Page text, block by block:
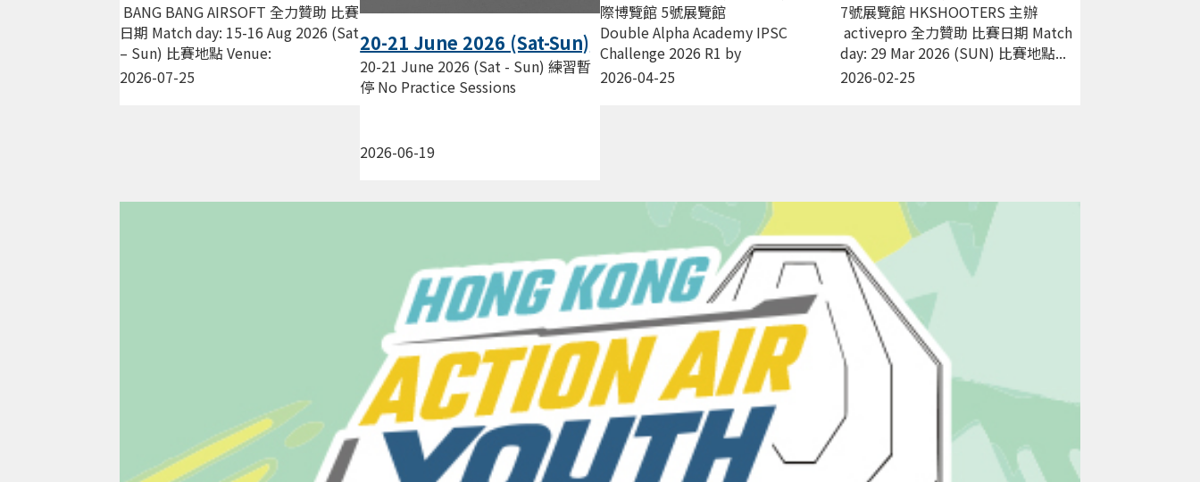
2026 R2 by HKS
2026-07-25
BANG BANG AIRSOFT 全力贊助 比賽
日期 Match day: 15-16 Aug 2026 (Sat
– Sun) 比賽地點 Venue:
HKSHOOTERS 新蒲崗 景福街...
20-21 June 2026 (Sat-Sun)
練習暫停 No Practice
Sessions
2026-06-19
20-21 June 2026 (Sat - Sun) 練習暫
停 No Practice Sessions
2026-04-25
際博覽館 5號展覽館
Double Alpha Academy IPSC
Challenge 2026 R1 by
HKSHOOTERS HKSHOOTERS 香港
2026-02-25
7號展覽館 HKSHOOTERS 主辦
activepro 全力贊助 比賽日期 Match
day: 29 Mar 2026 (SUN) 比賽地點...